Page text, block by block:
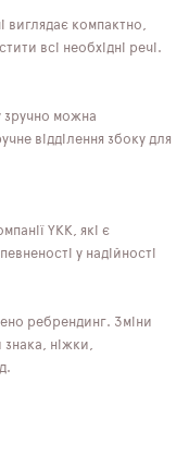
виглядає компактно,
всі необхідні речі.
зручно можна
відділення збоку для
YKK, які є
у надійності
ребрендинг. Зміни
ніжки,